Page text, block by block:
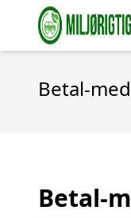
Betal-
Betal-